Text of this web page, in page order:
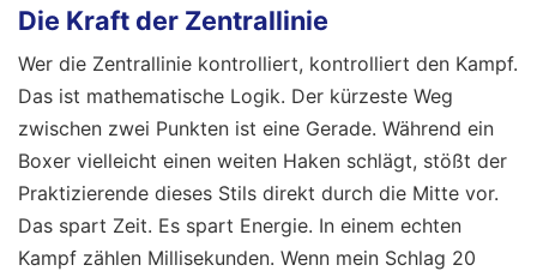
Die Kraft der Zentrallinie
Wer die Zentrallinie kontrolliert, kontrolliert den Kampf.
Das ist mathematische Logik. Der kürzeste Weg
zwischen zwei Punkten ist eine Gerade. Während ein
Boxer vielleicht einen weiten Haken schlägt, stößt der
Praktizierende dieses Stils direkt durch die Mitte vor.
Das spart Zeit. Es spart Energie. In einem echten
Kampf zählen Millisekunden. Wenn mein Schlag 20